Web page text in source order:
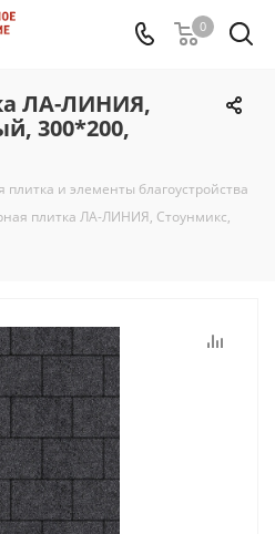
0
ЛА-ЛИНИЯ,
300*200,
плитка и элементы благоустройства
плитка ЛА-ЛИНИЯ, Стоунмикс,